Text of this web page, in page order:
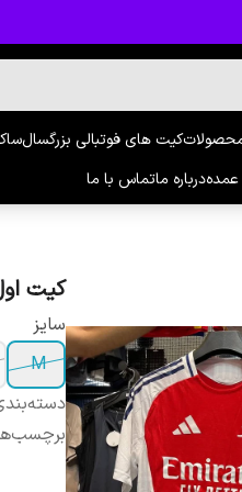
کیت های فوتبالی بزرگسال
درباره ماتماس با ما
کیت اول
سایز
M